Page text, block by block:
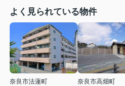
よく見られている物件
奈良市法蓮町
奈良市高畑町